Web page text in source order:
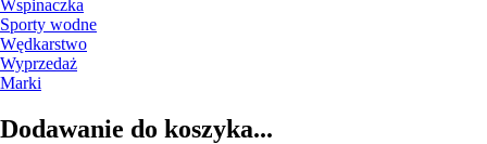
Wspinaczka
Sporty wodne
Wędkarstwo
Wyprzedaż
Marki
Dodawanie do koszyka...